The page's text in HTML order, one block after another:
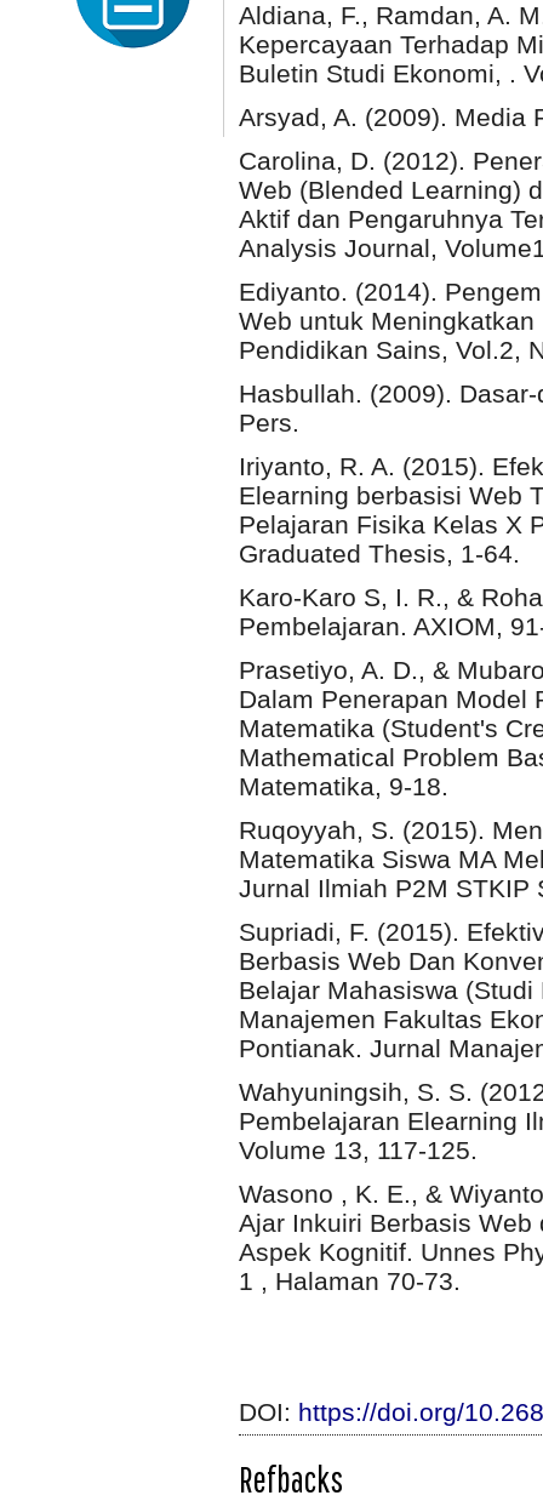
Aldiana, F., Ramdan, A.
Kepercayaan Terhadap
Buletin Studi Ekonomi, .
Arsyad, A. (2009). Media
Carolina, D. (2012).
Web (Blended Learning)
Aktif dan Pengaruhnya
Analysis Journal,
Ediyanto. (2014).
Web untuk
Pendidikan Sains, Vol.2,
Hasbullah. (2009).
Pers.
Iriyanto, R. A. (2015).
Elearning berbasisi Web
Pelajaran Fisika Kelas X
Graduated Thesis, 1-64.
Karo-Karo S, I. R., &
Pembelajaran. AXIOM,
Prasetiyo, A. D., &
Dalam Penerapan Model
Matematika (Student's
Mathematical Problem
Matematika, 9-18.
Ruqoyyah, S. (2015).
Matematika Siswa MA
Jurnal Ilmiah P2M STKIP
Supriadi, F. (2015).
Berbasis Web Dan
Belajar Mahasiswa
Manajemen Fakultas
Pontianak. Jurnal
Wahyuningsih, S. S.
Pembelajaran Elearning
Volume 13, 117-125.
Wasono , K. E., &
Ajar Inkuiri Berbasis
Aspek Kognitif. Unnes
1 , Halaman 70-73.
DOI: https://doi.org/
Refbacks